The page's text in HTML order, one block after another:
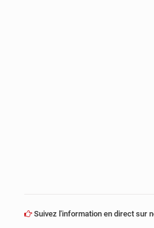
Suivez l'information en direct sur